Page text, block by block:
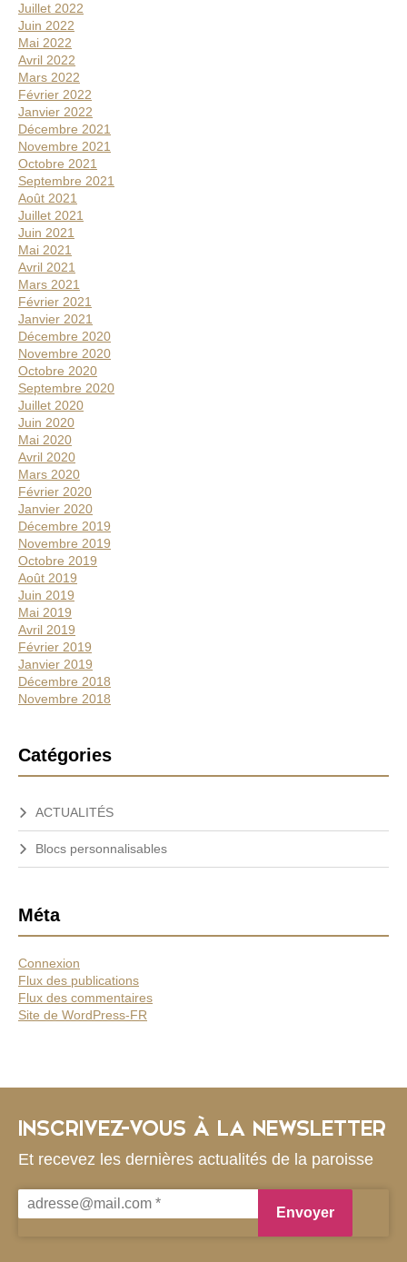
Juillet 2022
Juin 2022
Mai 2022
Avril 2022
Mars 2022
Février 2022
Janvier 2022
Décembre 2021
Novembre 2021
Octobre 2021
Septembre 2021
Août 2021
Juillet 2021
Juin 2021
Mai 2021
Avril 2021
Mars 2021
Février 2021
Janvier 2021
Décembre 2020
Novembre 2020
Octobre 2020
Septembre 2020
Juillet 2020
Juin 2020
Mai 2020
Avril 2020
Mars 2020
Février 2020
Janvier 2020
Décembre 2019
Novembre 2019
Octobre 2019
Août 2019
Juin 2019
Mai 2019
Avril 2019
Février 2019
Janvier 2019
Décembre 2018
Novembre 2018
Catégories
ACTUALITÉS
Blocs personnalisables
Méta
Connexion
Flux des publications
Flux des commentaires
Site de WordPress-FR
INSCRIVEZ-VOUS À LA NEWSLETTER
Et recevez les dernières actualités de la paroisse
adresse@mail.com
*